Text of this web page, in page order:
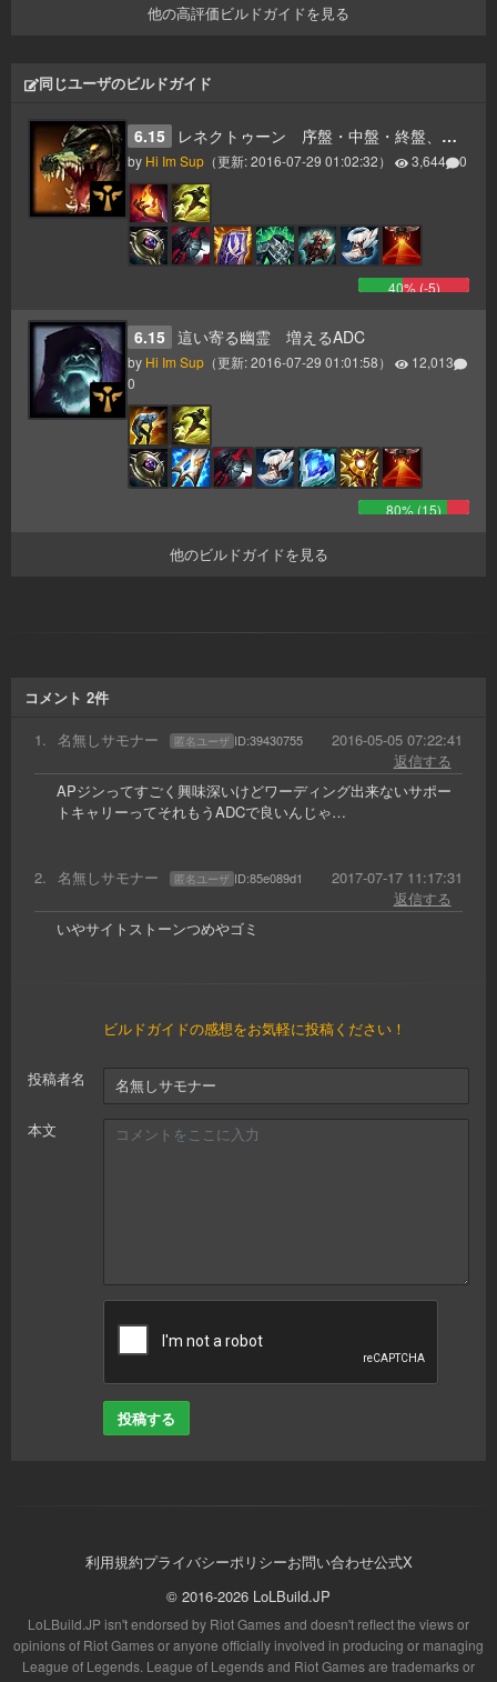
他の高評価ビルドガイドを見る
同じユーザのビルドガイド
6.15 レネクトゥーン 序盤・中盤・終盤、隙がないと思うよ
by Hi Im Sup （更新:2016-07-29 01:02:32） 3,644 0
40% (-5)
6.15 這い寄る幽霊 増えるADC
by Hi Im Sup （更新:2016-07-29 01:01:58）
12,013
0
80% (15)
他のビルドガイドを見る
コメント 2件
1. 名無しサモナー 匿名ユーザ ID:39430755
2016-05-05 07:22:41
返信する
APジンってすごく興味深いけどワーディング出来ないサポー
トキャリーってそれもうADCで良いんじゃ…
2. 名無しサモナー 匿名ユーザ ID:85e089d1
2017-07-17 11:17:31
返信する
いやサイトストーンつめやゴミ
ビルドガイドの感想をお気軽に投稿ください！
投稿者名
本文
投稿する
利用規約プライバシーポリシーお問い合わせ公式X
© 2016-2026 LoLBuild.JP
LoLBuild.JP isn't endorsed by Riot Games and doesn't reflect the views or
opinions of Riot Games or anyone officially involved in producing or managing
League of Legends. League of Legends and Riot Games are trademarks or